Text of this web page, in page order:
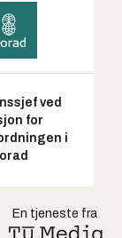
ved
for
i
En tjeneste fra